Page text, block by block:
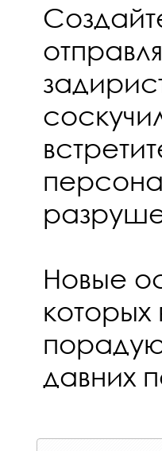
Новые
которых
давних